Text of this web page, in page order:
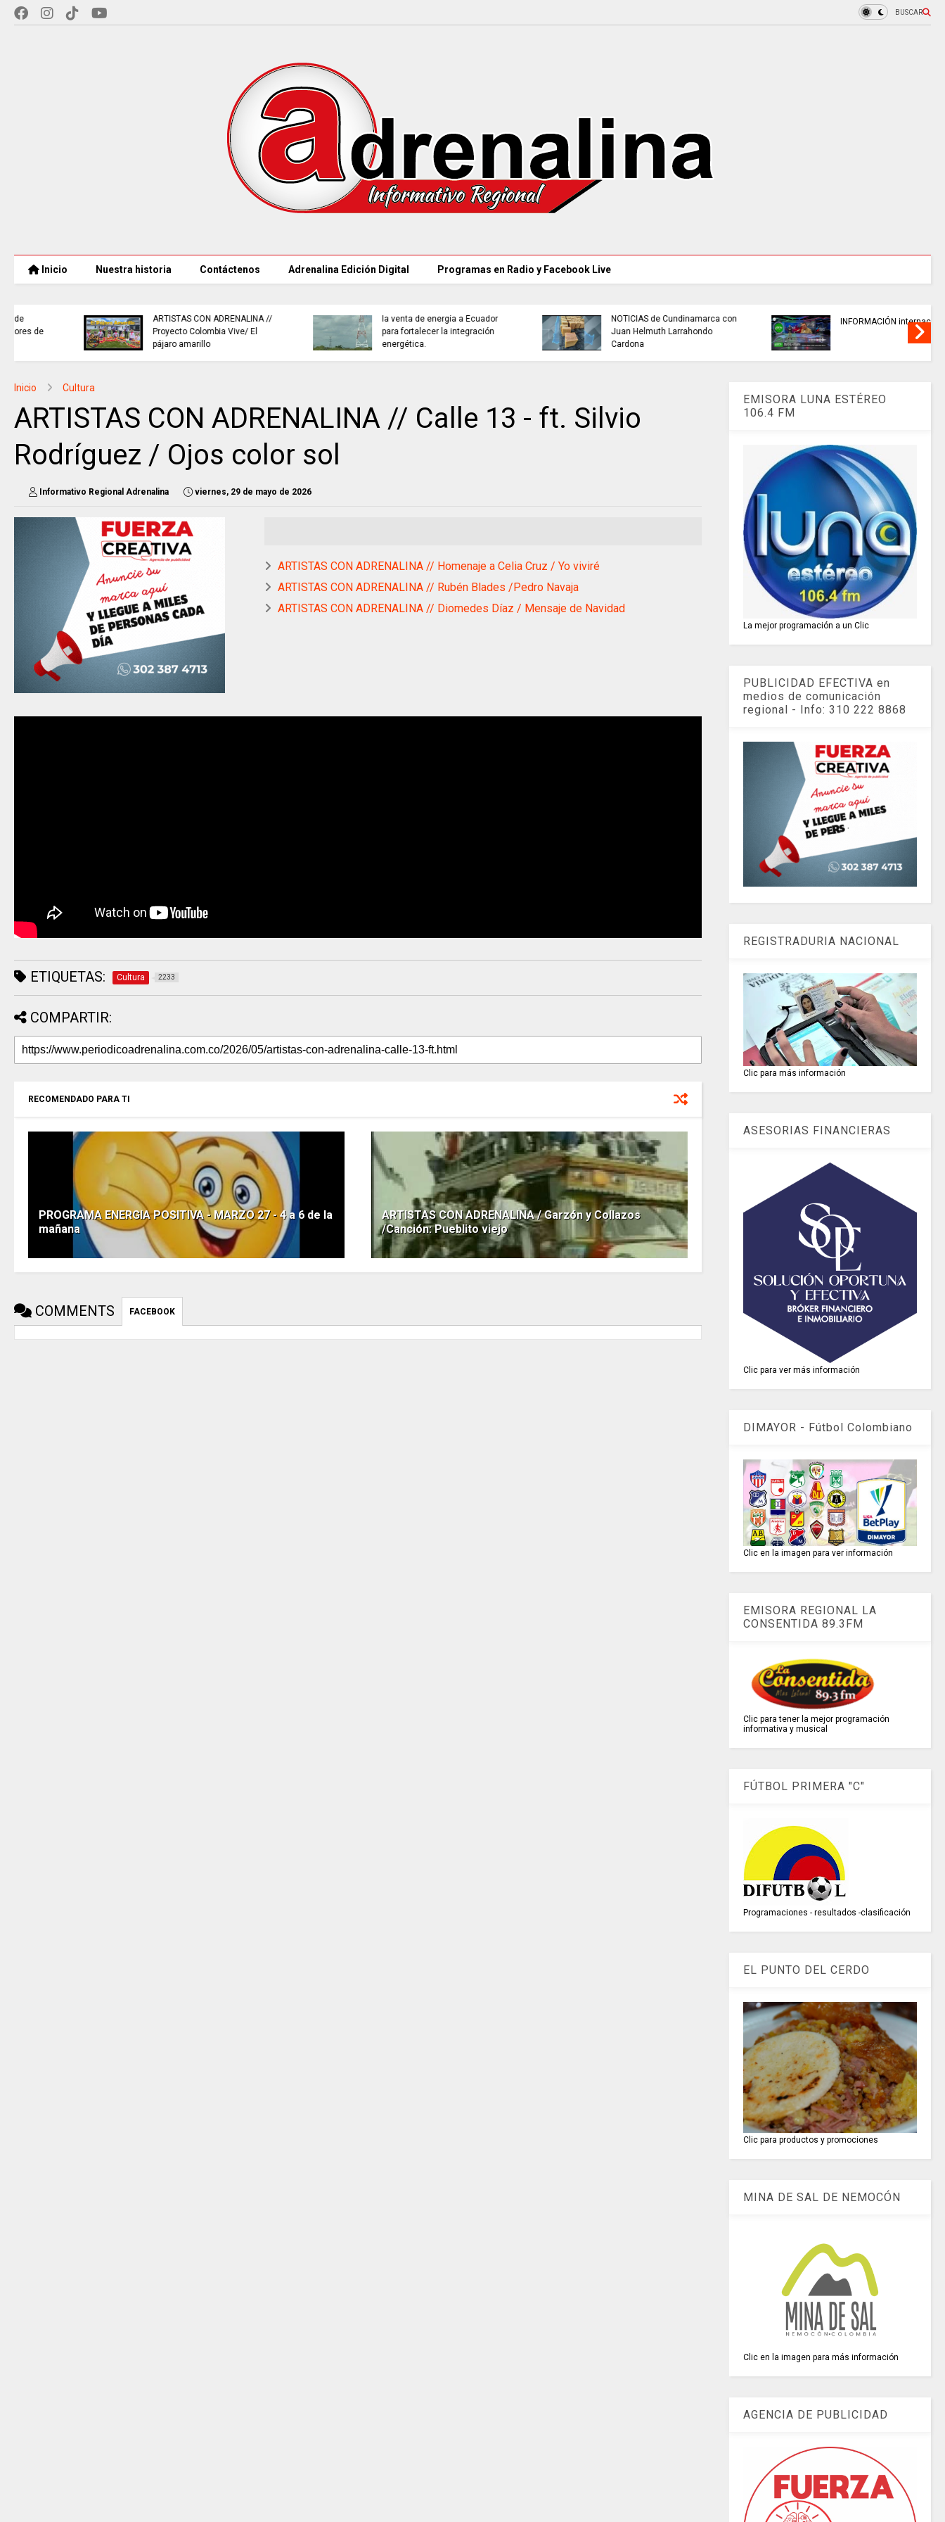
BUSCAR
Inicio Nuestra historia Contáctenos Adrenalina Edición Digital Programas en Radio y Facebook Live
INFORMACIÓN internacional
buscan mejorar la calidad del
agua que consumen miles de
familias en Cundinamarca.
TRABAJO....................si hay //
jueves 6 de agosto de 2026
REFLEXIÓN DE HOY
Inicio Cultura
ARTISTAS CON ADRENALINA // Calle 13 - ft. Silvio
Rodríguez / Ojos color sol
Informativo Regional Adrenalina viernes, 29 de mayo de 2026
ARTISTAS CON ADRENALINA // Homenaje a Celia Cruz / Yo viviré
ARTISTAS CON ADRENALINA // Rubén Blades /Pedro Navaja
ARTISTAS CON ADRENALINA // Diomedes Díaz / Mensaje de Navidad
ETIQUETAS: Cultura 2233
COMPARTIR:
RECOMENDADO PARA TI
PROGRAMA ENERGIA POSITIVA - MARZO 27 - 4 a 6 de la
mañana
ARTISTAS CON ADRENALINA / Garzón y Collazos
/Canción: Pueblito viejo
COMMENTS FACEBOOK
EMISORA LUNA ESTÉREO
106.4 FM
La mejor programación a un Clic
PUBLICIDAD EFECTIVA en
medios de comunicación
regional - Info: 310 222 8868
REGISTRADURIA NACIONAL
Clic para más información
ASESORIAS FINANCIERAS
Clic para ver más información
DIMAYOR - Fútbol Colombiano
Clic en la imagen para ver información
EMISORA REGIONAL LA
CONSENTIDA 89.3FM
Clic para tener la mejor programación
informativa y musical
FÚTBOL PRIMERA "C"
Programaciones - resultados -clasificación
EL PUNTO DEL CERDO
Clic para productos y promociones
MINA DE SAL DE NEMOCÓN
Clic en la imagen para más información
AGENCIA DE PUBLICIDAD